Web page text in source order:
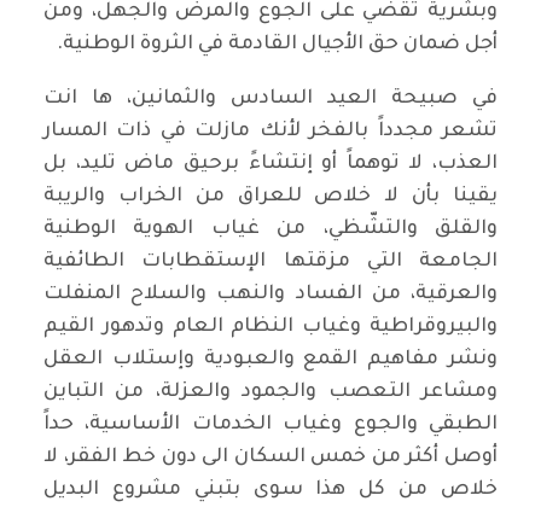
وبشرية تقضي على الجوع والمرض والجهل، ومن
أجل ضمان حق الأجيال القادمة في الثروة الوطنية.
في صبيحة العيد السادس والثمانين، ها انت
تشعر مجدداً بالفخر لأنك مازلت في ذات المسار
العذب، لا توهماً أو إنتشاءً برحيق ماض تليد، بل
يقينا بأن لا خلاص للعراق من الخراب والريبة
والقلق والتشّظي، من غياب الهوية الوطنية
الجامعة التي مزقتها الإستقطابات الطائفية
والعرقية، من الفساد والنهب والسلاح المنفلت
والبيروقراطية وغياب النظام العام وتدهور القيم
ونشر مفاهيم القمع والعبودية وإستلاب العقل
ومشاعر التعصب والجمود والعزلة، من التباين
الطبقي والجوع وغياب الخدمات الأساسية، حداً
أوصل أكثر من خمس السكان الى دون خط الفقر، لا
خلاص من كل هذا سوى بتبني مشروع البديل